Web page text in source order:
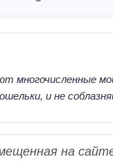
многочисленные
и не
на